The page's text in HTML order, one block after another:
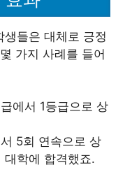
들은 대체로 긍정
가지 사례를 들어
에서 1등급으로 상
5회 연속으로 상
대학에 합격했죠.